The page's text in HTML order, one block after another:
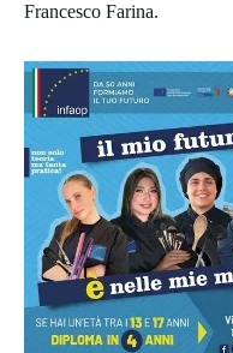
Francesco Farina.